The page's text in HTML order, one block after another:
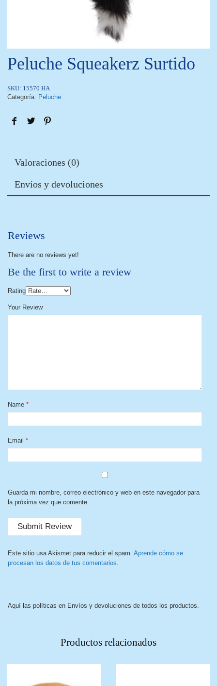
Peluche Squeakerz Surtido
SKU: 15570 HA
Categoría: Peluche
Valoraciones (0)
Envíos y devoluciones
Reviews
There are no reviews yet!
Be the first to write a review
Rating
Your Review
Name *
Email *
Guarda mi nombre, correo electrónico y web en este navegador para
la próxima vez que comente.
Este sitio usa Akismet para reducir el spam. Aprende cómo se
procesan los datos de tus comentarios.
Aquí las políticas en Envíos y devoluciones de todos los productos.
Productos relacionados